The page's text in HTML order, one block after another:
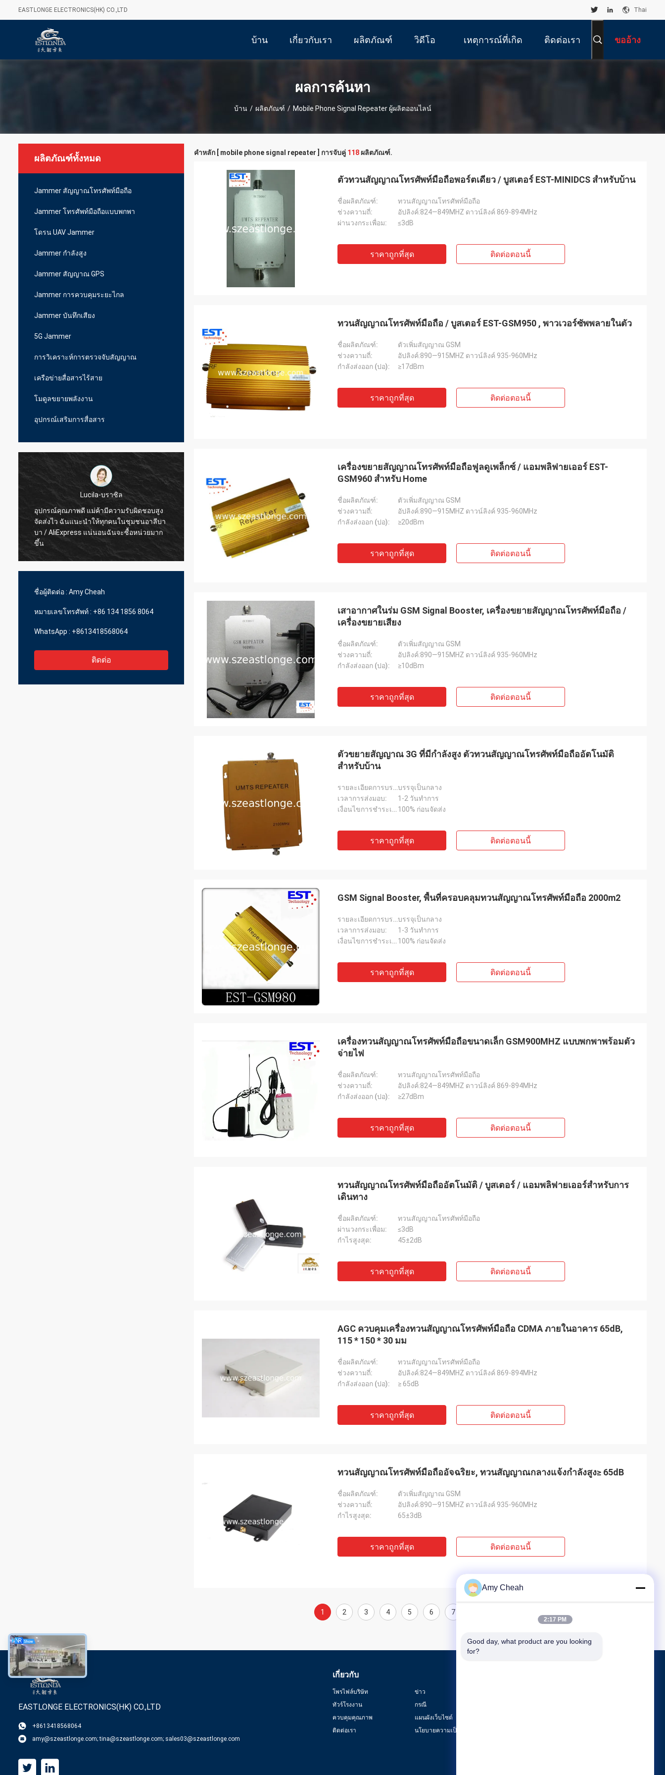
EASTLONGE ELECTRONICS(HK) CO.,LTD Thai
บ้าน เกี่ยวกับเรา ผลิตภัณฑ์ วิดีโอ เหตุการณ์ที่เกิด ติดต่อเรา ขออ้าง
ผลการค้นหา
บ้าน / ผลิตภัณฑ์ / Mobile Phone Signal Repeater ผู้ผลิตออนไลน์
ผลิตภัณฑ์ทั้งหมด
Jammer สัญญาณโทรศัพท์มือถือ
Jammer โทรศัพท์มือถือแบบพกพา
โดรน UAV Jammer
Jammer กำลังสูง
Jammer สัญญาณ GPS
Jammer การควบคุมระยะไกล
Jammer บันทึกเสียง
5G Jammer
การวิเคราะห์การตรวจจับสัญญาณ
เครือข่ายสื่อสารไร้สาย
โมดูลขยายพลังงาน
อุปกรณ์เสริมการสื่อสาร
ฮามาดิโว-ฝรั่งเศส
สินค้าขายดี โอนไว โอนไว
แลนซ์-แคนาดา
ส่งเร็วไม่มีปัญหา
ชื่อผู้ติดต่อ : Amy Cheah
หมายเลขโทรศัพท์ : +86 134 1856 8064
WhatsApp : +8613418568064
ติดต่อ
คำหลัก [ mobile phone signal repeater ] การจับคู่ 118 ผลิตภัณฑ์.
ตัวทวนสัญญาณโทรศัพท์มือถือพอร์ตเดียว / บูสเตอร์ EST-MINIDCS สำหรับบ้าน
ชื่อผลิตภัณฑ์:
ทวนสัญญาณโทรศัพท์มือถือ
ช่วงความถี่:
อัปลิงค์:824—849MHZ ดาวน์ลิงค์ 869-894MHz
ผ่านวงกระเพื่อม:
≤3dB
ราคาถูกที่สุด ติดต่อตอนนี้
ทวนสัญญาณโทรศัพท์มือถือ / บูสเตอร์ EST-GSM950 , พาวเวอร์ซัพพลายในตัว
ชื่อผลิตภัณฑ์:
ตัวเพิ่มสัญญาณ GSM
ช่วงความถี่:
อัปลิงค์:890—915MHZ ดาวน์ลิงค์ 935-960MHz
กำลังส่งออก (ปอ):
≥17dBm
ราคาถูกที่สุด ติดต่อตอนนี้
เครื่องขยายสัญญาณโทรศัพท์มือถือฟูลดูเพล็กซ์ / แอมพลิฟายเออร์ EST-
GSM960 สำหรับ Home
ชื่อผลิตภัณฑ์:
ตัวเพิ่มสัญญาณ GSM
ช่วงความถี่:
อัปลิงค์:890—915MHZ ดาวน์ลิงค์ 935-960MHz
กำลังส่งออก (ปอ):
≥20dBm
ราคาถูกที่สุด ติดต่อตอนนี้
เสาอากาศในร่ม GSM Signal Booster, เครื่องขยายสัญญาณโทรศัพท์มือถือ /
เครื่องขยายเสียง
ชื่อผลิตภัณฑ์:
ตัวเพิ่มสัญญาณ GSM
ช่วงความถี่:
อัปลิงค์:890—915MHZ ดาวน์ลิงค์ 935-960MHz
กำลังส่งออก (ปอ):
≥10dBm
ราคาถูกที่สุด ติดต่อตอนนี้
ตัวขยายสัญญาณ 3G ที่มีกำลังสูง ตัวทวนสัญญาณโทรศัพท์มือถืออัตโนมัติ
สำหรับบ้าน
รายละเอียดการบรรจุ:บรรจุเป็นกลาง
เวลาการส่งมอบ:
1-2 วันทำการ
เงื่อนไขการชำระเงิน: 100% ก่อนจัดส่ง
ราคาถูกที่สุด ติดต่อตอนนี้
GSM Signal Booster, พื้นที่ครอบคลุมทวนสัญญาณโทรศัพท์มือถือ 2000m2
รายละเอียดการบรรจุ:บรรจุเป็นกลาง
เวลาการส่งมอบ:
1-3 วันทำการ
เงื่อนไขการชำระเงิน: 100% ก่อนจัดส่ง
ราคาถูกที่สุด ติดต่อตอนนี้
เครื่องทวนสัญญาณโทรศัพท์มือถือขนาดเล็ก GSM900MHZ แบบพกพาพร้อมตัว
จ่ายไฟ
ชื่อผลิตภัณฑ์:
ทวนสัญญาณโทรศัพท์มือถือ
ช่วงความถี่:
อัปลิงค์:824—849MHZ ดาวน์ลิงค์ 869-894MHz
กำลังส่งออก (ปอ):
≥27dBm
ราคาถูกที่สุด ติดต่อตอนนี้
ทวนสัญญาณโทรศัพท์มือถืออัตโนมัติ / บูสเตอร์ / แอมพลิฟายเออร์สำหรับการ
เดินทาง
ชื่อผลิตภัณฑ์:
ทวนสัญญาณโทรศัพท์มือถือ
ผ่านวงกระเพื่อม:
≤3dB
กำไรสูงสุด:
45±2dB
ราคาถูกที่สุด ติดต่อตอนนี้
AGC ควบคุมเครื่องทวนสัญญาณโทรศัพท์มือถือ CDMA ภายในอาคาร 65dB,
115 * 150 * 30 มม
ชื่อผลิตภัณฑ์:
ทวนสัญญาณโทรศัพท์มือถือ
ช่วงความถี่:
อัปลิงค์:824—849MHZ ดาวน์ลิงค์ 869-894MHz
กำลังส่งออก (ปอ):
≥ 65dB
ราคาถูกที่สุด ติดต่อตอนนี้
ทวนสัญญาณโทรศัพท์มือถืออัจฉริยะ, ทวนสัญญาณกลางแจ้งกำลังสูง≥ 65dB
ชื่อผลิตภัณฑ์:
ตัวเพิ่มสัญญาณ GSM
ช่วงความถี่:
อัปลิงค์:890—915MHZ ดาวน์ลิงค์ 935-960MHz
กำไรสูงสุด:
65±3dB
ราคาถูกที่สุด ติดต่อตอนนี้
1 2 3 4 5 6 7
EASTLONGE ELECTRONICS(HK) CO.,LTD
+8613418568064
amy@szeastlonge.com; tina@szeastlonge.com; sales03@szeastlonge.com
เกี่ยวกับ
โพรไฟล์บริษัท
ทัวร์โรงงาน
ควบคุมคุณภาพ
ติดต่อเรา
ข่าว
กรณี
แผนผังเว็บไซต์
นโยบายความเป็นส่วนตัว
Amy Cheah
2:17 PM
Good day, what product are you looking
for?